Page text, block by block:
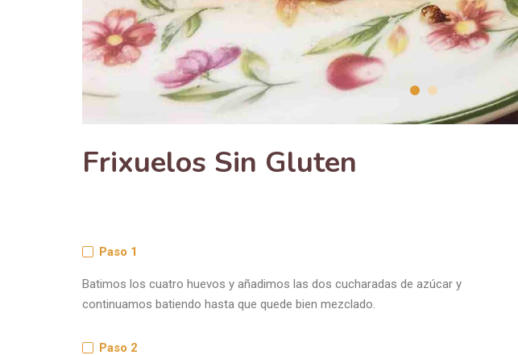
Frixuelos Sin Gluten
continuamos batiendo hasta que quede bien mezclado.
Paso 2
bien.